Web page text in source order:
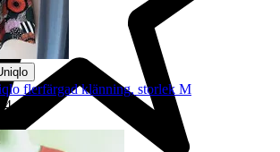
flerfärgad klänning, storlek M
.